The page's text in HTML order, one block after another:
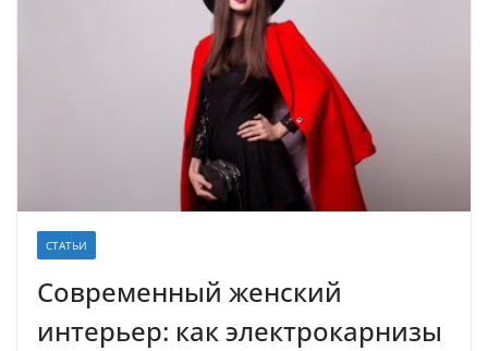
СТАТЬИ
Современный женский
интерьер: как электрокарнизы